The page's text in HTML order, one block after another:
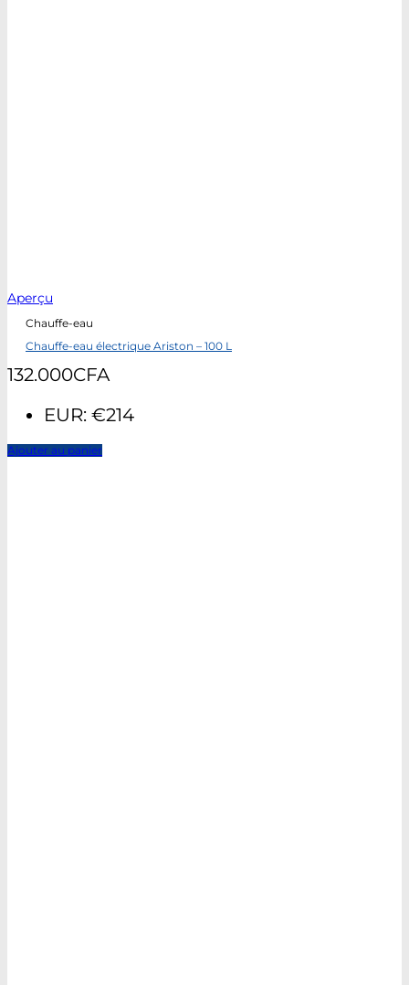
Aperçu
Chauffe-eau
Chauffe-eau électrique Ariston – 100 L
132.000CFA
EUR: €214
Ajouter au panier